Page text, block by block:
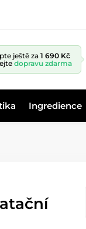
ještě za 1 690 Kč
dopravu zdarma
Ingredience